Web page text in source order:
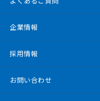
企業情報
採用情報
お問い合わせ